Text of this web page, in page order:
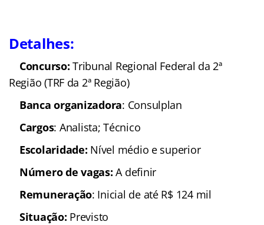
Detalhes:
Concurso: Tribunal Regional Federal da 2ª
Região (TRF da 2ª Região)
Banca organizadora: Consulplan
Cargos: Analista; Técnico
Escolaridade: Nível médio e superior
Número de vagas: A definir
Remuneração: Inicial de até R$ 124 mil
Situação: Previsto